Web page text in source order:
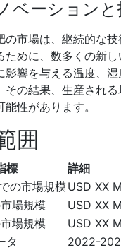
ベーション
の市場は、継続的な
ために、数多くの新
影響を与える温度、
その結果、生産され
性があります。
囲
標
詳細
の市場規模 USD XX
場規模
USD XX
場規模
USD XX
タ
2022-